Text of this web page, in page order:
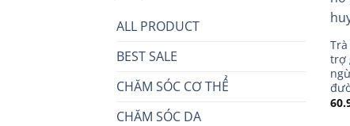
ALL PRODUCT
BEST SALE
CHĂM SÓC CƠ THỂ
CHĂM SÓC DA
trợ